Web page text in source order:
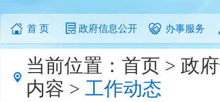
首 页 政府信息公开 办事服务
当前位置： 首页 > 政
内容 > 工作动态